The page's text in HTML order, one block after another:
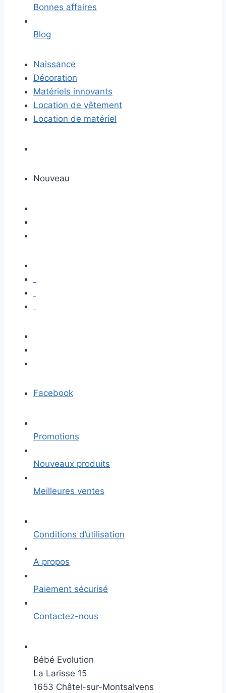
Bonnes affaires
Blog
Naissance
Décoration
Matériels innovants
Location de vêtement
Location de matériel
Nouveau
Facebook
Promotions
Nouveaux produits
Meilleures ventes
Conditions d’utilisation
A propos
Paiement sécurisé
Contactez-nous
Bébé Evolution
La Larisse 15
1653 Châtel-sur-Montsalvens